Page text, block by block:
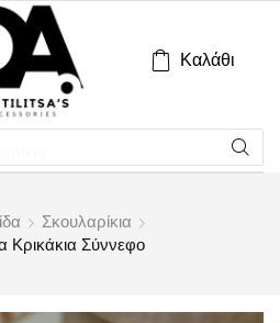
Καλάθι
Σκουλαρίκια
Κρικάκια Σύννεφο